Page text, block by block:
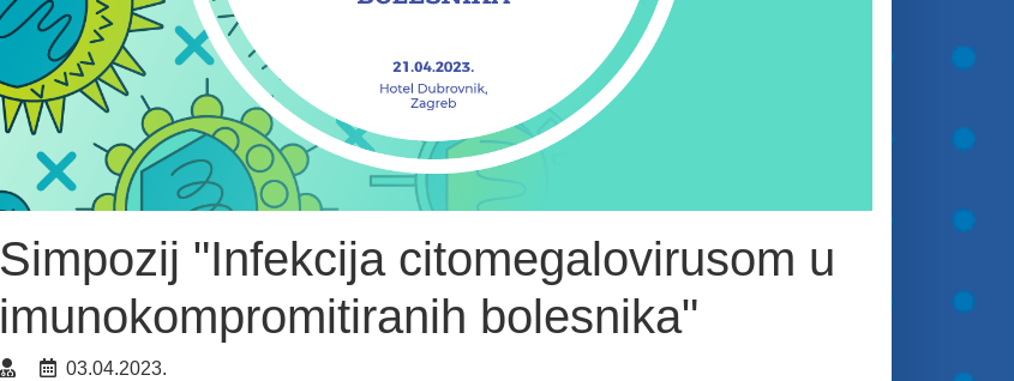
Simpozij "Infekcija citomegalovirusom u
imunokompromitiranih bolesnika"
03.04.2023.